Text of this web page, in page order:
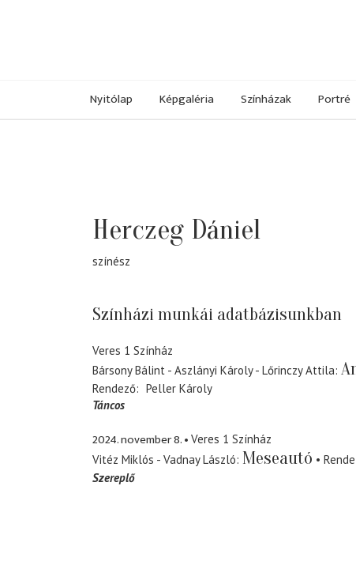
Nyitólap Képgaléria Színházak Portré
Herczeg Dániel
színész
Színházi munkái adatbázisunkban
Veres 1 Színház
Bársony Bálint - Aszlányi Károly - Lőrinczy Attila
Rendező
Peller Károly
Táncos
2024. november 8.
Veres 1 Színház
Vitéz Miklós - Vadnay László Meseautó
Szereplő